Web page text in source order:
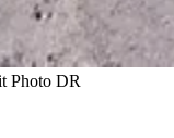
Photo DR